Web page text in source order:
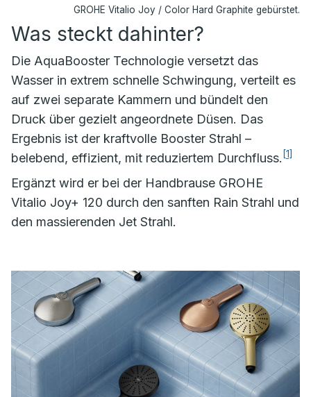
GROHE Vitalio Joy / Color Hard Graphite gebürstet.
Was steckt dahinter?
Die AquaBooster Technologie versetzt das
Wasser in extrem schnelle Schwingung, verteilt es
auf zwei separate Kammern und bündelt den
Druck über gezielt angeordnete Düsen. Das
Ergebnis ist der kraftvolle Booster Strahl –
belebend, effizient, mit reduziertem Durchfluss. [1]
Ergänzt wird er bei der Handbrause GROHE
Vitalio Joy+ 120 durch den sanften Rain Strahl und
den massierenden Jet Strahl.